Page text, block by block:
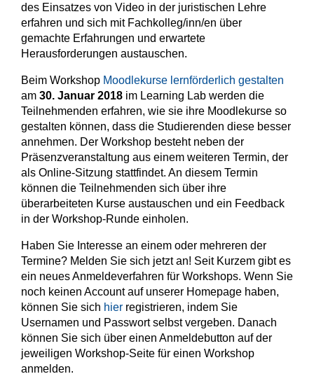
des Einsatzes von Video in der juristischen Lehre
erfahren und sich mit Fachkolleg/inn/en über
gemachte Erfahrungen und erwartete
Herausforderungen austauschen.
Beim Workshop Moodlekurse lernförderlich gestalten
am 30. Januar 2018 im Learning Lab werden die
Teilnehmenden erfahren, wie sie ihre Moodlekurse so
gestalten können, dass die Studierenden diese besser
annehmen. Der Workshop besteht neben der
Präsenzveranstaltung aus einem weiteren Termin, der
als Online-Sitzung stattfindet. An diesem Termin
können die Teilnehmenden sich über ihre
überarbeiteten Kurse austauschen und ein Feedback
in der Workshop-Runde einholen.
Haben Sie Interesse an einem oder mehreren der
Termine? Melden Sie sich jetzt an! Seit Kurzem gibt es
ein neues Anmeldeverfahren für Workshops. Wenn Sie
noch keinen Account auf unserer Homepage haben,
können Sie sich hier registrieren, indem Sie
Usernamen und Passwort selbst vergeben. Danach
können Sie sich über einen Anmeldebutton auf der
jeweiligen Workshop-Seite für einen Workshop
anmelden.